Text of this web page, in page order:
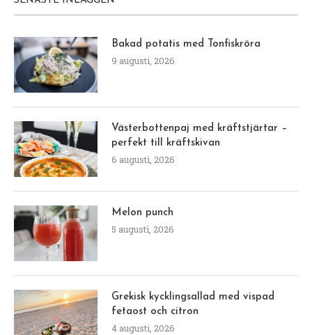
Bakad potatis med Tonfiskröra
9 augusti, 2026
Västerbottenpaj med kräftstjärtar –
perfekt till kräftskivan
6 augusti, 2026
Melon punch
5 augusti, 2026
Grekisk kycklingsallad med vispad
fetaost och citron
4 augusti, 2026